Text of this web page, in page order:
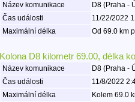
Název komunikace
D8 (Praha -
Čas události
11/22/2022
Maximální délka
Od 69.0 km
Kolona D8 kilometr 69.00, délka
Název komunikace
D8 (Praha -
Čas události
11/8/2022
Maximální délka
Kolem 69.0